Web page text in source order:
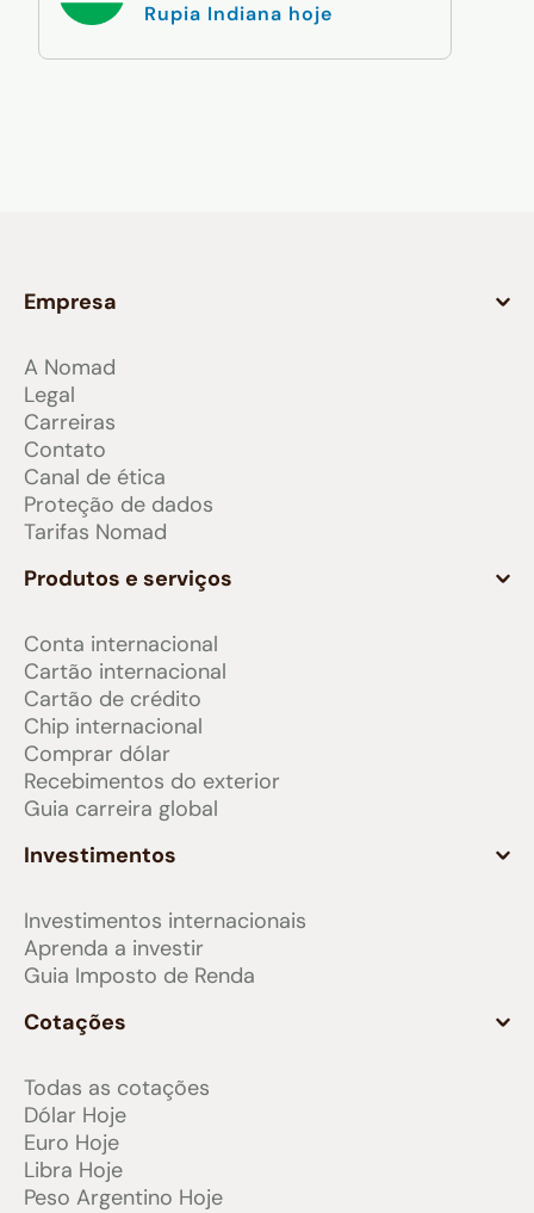
Rupia Indiana hoje
Empresa
A Nomad
Legal
Carreiras
Contato
Canal de ética
Proteção de dados
Tarifas Nomad
Produtos e serviços
Conta internacional
Cartão internacional
Cartão de crédito
Chip internacional
Comprar dólar
Recebimentos do exterior
Guia carreira global
Investimentos
Investimentos internacionais
Aprenda a investir
Guia Imposto de Renda
Cotações
Todas as cotações
Dólar Hoje
Euro Hoje
Libra Hoje
Peso Argentino Hoje